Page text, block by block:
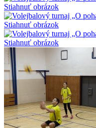
Stiahnuť obrázok
Stiahnuť obrázok
Stiahnuť obrázok